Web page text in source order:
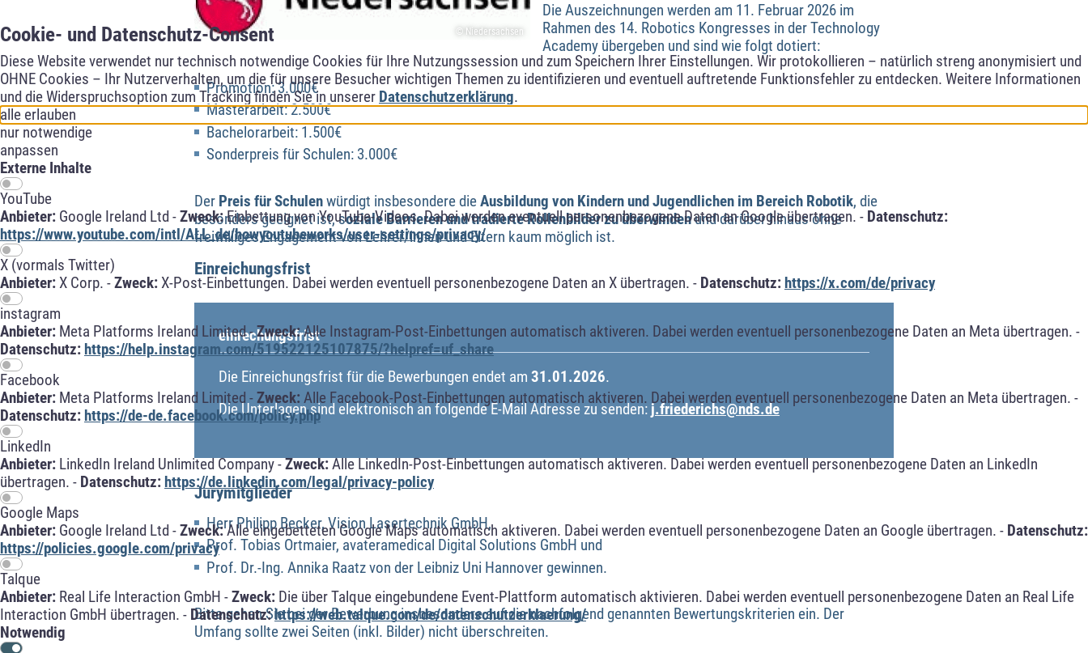
Cookie- und Datenschutz-Consent
Diese Website verwendet nur technisch notwendige Cookies für Ihre Nutzungssession und zum Speichern Ihrer Einstellungen. Wir protokollieren – natürlich streng anonymisiert und
OHNE Cookies – Ihr Nutzerverhalten, um die für unsere Besucher wichtigen Themen zu identifizieren und eventuell auftretende Funktionsfehler zu entdecken. Weitere Informationen
und die Widerspruchsoption zum Tracking finden Sie in unserer Datenschutzerklärung.
alle erlauben
nur notwendige
anpassen
Externe Inhalte
YouTube
Anbieter: Google Ireland Ltd -Zweck:Einbettung von YouTube-Videos. Dabei werden eventuell personenbezogene Daten an Google übertragen. - Datenschutz:
https://www.youtube.com/intl/ALL_de/howyoutubeworks/user-settings/privacy/
X (vormals Twitter)
Anbieter:X Corp. -Zweck:X-Post-Einbettungen. Dabei werden eventuell personenbezogene Daten an X übertragen. - Datenschutz: https://x.com/de/privacy
instagram
Anbieter: Meta Platforms Ireland Limited -Zweck:Alle Instagram-Post-Einbettungen automatisch aktiveren. Dabei werden eventuell personenbezogene Daten an Meta übertragen. -
Datenschutz: https://help.instagram.com/519522125107875/?helpref=uf_share
Facebook
Anbieter: Meta Platforms Ireland Limited -Zweck: Alle Facebook-Post-Einbettungen automatisch aktiveren. Dabei werden eventuell personenbezogene Daten an Meta übertragen. -
Datenschutz: https://de-de.facebook.com/policy.php
LinkedIn
Anbieter: LinkedIn Ireland Unlimited Company -Zweck:Alle LinkedIn-Post-Einbettungen automatisch aktiveren. Dabei werden eventuell personenbezogene Daten an LinkedIn
übertragen. - Datenschutz: https://de.linkedin.com/legal/privacy-policy
Google Maps
Anbieter: Google Ireland Ltd -Zweck:Alle eingebetteten Google Maps automatisch aktiveren. Dabei werden eventuell personenbezogene Daten an Google übertragen. - Datenschutz:
https://policies.google.com/privacy
Talque
Anbieter: Real Life Interaction GmbH -Zweck: Die über Talque eingebundene Event-Plattform automatisch aktivieren. Dabei werden eventuell personenbezogene Daten an Real Life
Interaction GmbH übertragen. - Datenschutz:https://web.talque.com/de/datenschutzerklaerung/
Notwendig
© Niedersachsen
Die Auszeichnungen werden am 11. Februar 2026 im
Rahmen des 14. Robotics Kongresses in der Technology
Academy übergeben und sind wie folgt dotiert:
Promotion: 3.000€
Masterarbeit: 2.500€
Bachelorarbeit: 1.500€
Sonderpreis für Schulen: 3.000€
Der Preis für Schulenwürdigt insbesondere dieAusbildung von Kindern und Jugendlichen im Bereich Robotik, die
besonders geeignet ist, soziale Barrieren und tradierte Rollenbilder zu überwindenund darüber hinaus ohne
freiwilliges Engagement von Lehrer/innen und Eltern kaum möglich ist.
Einreichungsfrist
einrechungsfrist
Die Einreichungsfrist für die Bewerbungen endet am 31.01.2026.
Die Unterlagen sind elektronisch an folgende E-Mail Adresse zu senden: j.friederichs@nds.de
Jurymitglieder
Herr Philipp Becker, Vision Lasertechnik GmbH,
Prof. Tobias Ortmaier, avateramedical Digital Solutions GmbH und
Prof. Dr.-Ing. Annika Raatz von der Leibniz Uni Hannover gewinnen.
Bitte gehen Sie bei der Bewerbung insbesondere auf die nachfolgend genannten Bewertungskriterien ein. Der
Umfang sollte zwei Seiten (inkl. Bilder) nicht überschreiten.